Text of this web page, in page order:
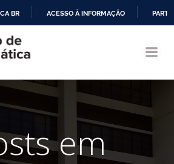
CONTEÚDO
BR ACESSO À INFORMAÇÃO
em